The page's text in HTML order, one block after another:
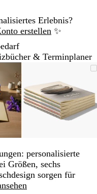
Erlebnis?
erstellen ✨
& Terminplaner
verkleinerbares
Minimum
die
Tasten
+
und
Zoomen
und
die
personalisierte
Größen, sechs
sorgen für